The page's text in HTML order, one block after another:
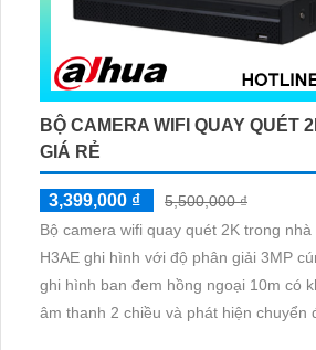
BỘ CAMERA WIFI QUAY QUÉT
GIÁ RẺ
3,399,000 ₫
5,500,000 ₫
Bộ camera wifi quay quét 2K trong
H3AE ghi hình với độ phân giải 3MP
ghi hình ban đem hồng ngoại 10m có
âm thanh 2 chiều và phát hiện chuyển